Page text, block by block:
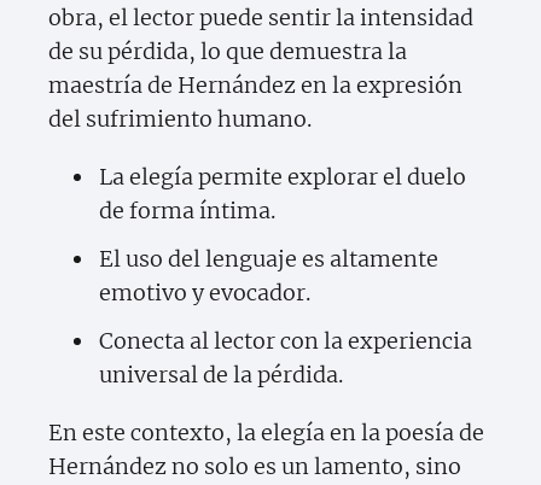
obra, el lector puede sentir la intensidad
de su pérdida, lo que demuestra la
maestría de Hernández en la expresión
del sufrimiento humano.
La elegía permite explorar el duelo
de forma íntima.
El uso del lenguaje es altamente
emotivo y evocador.
Conecta al lector con la experiencia
universal de la pérdida.
En este contexto, la elegía en la poesía de
Hernández no solo es un lamento, sino